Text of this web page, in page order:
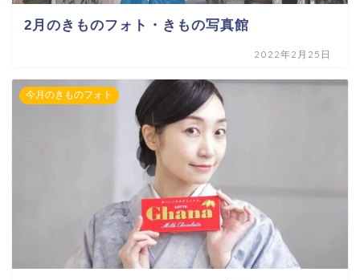
2月のきものフォト・きもの写真館
2022年2月25日
今月のきものフォト